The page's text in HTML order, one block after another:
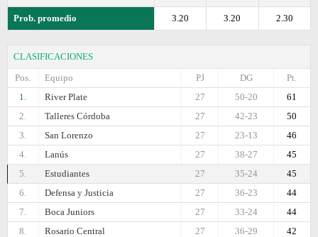
Prob. promedio 2.30
3.20
3.20
CLASIFICACIONES
Pos.
Equipo Pt.
DG
PJ
1.
River Plate 61
50-20
27
2.
Talleres Córdoba 50
42-23
27
3.
San Lorenzo 46
23-13
27
4.
Lanús 45
38-27
27
5.
Estudiantes 45
35-24
27
6.
Defensa y Justicia 44
36-23
27
7.
Boca Juniors 44
33-24
27
8.
Rosario Central 42
36-29
27